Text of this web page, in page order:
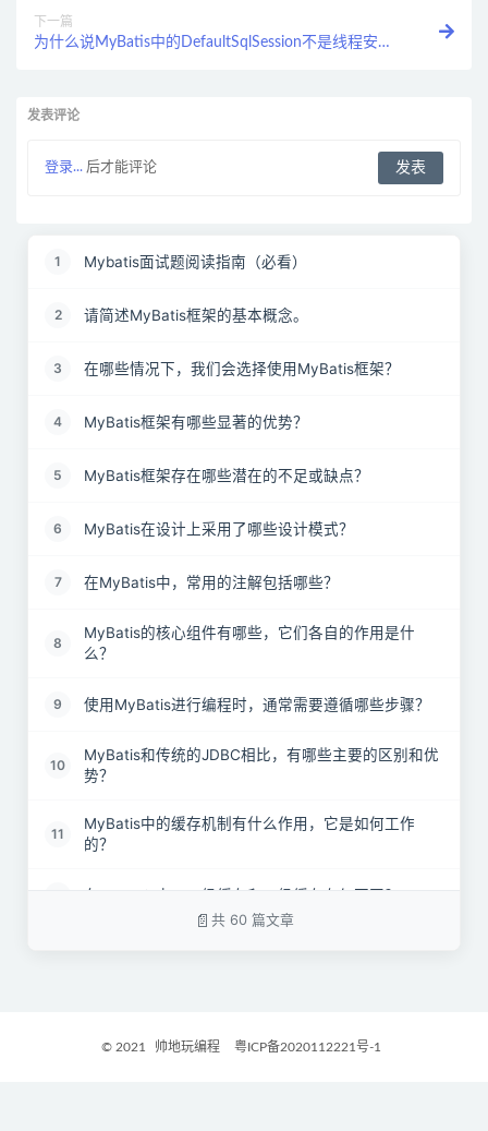
下一篇
为什么说MyBatis中的DefaultSqlSession不是线程安全
发表评论
登录... 后才能评论
1 Mybatis面试题阅读指南（必看）
2 请简述MyBatis框架的基本概念。
3 在哪些情况下，我们会选择使用MyBatis框架？
4 MyBatis框架有哪些显著的优势？
5 MyBatis框架存在哪些潜在的不足或缺点？
6 MyBatis在设计上采用了哪些设计模式？
7 在MyBatis中，常用的注解包括哪些？
8
MyBatis的核心组件有哪些，它们各自的作用是什
么？
9 使用MyBatis进行编程时，通常需要遵循哪些步骤？
10
MyBatis和传统的JDBC相比，有哪些主要的区别和优
势？
11
MyBatis中的缓存机制有什么作用，它是如何工作
的？
在MyBatis中，一级缓存和二级缓存有何不同？
共 60 篇文章
© 2021 帅地玩编程 粤ICP备2020112221号-1